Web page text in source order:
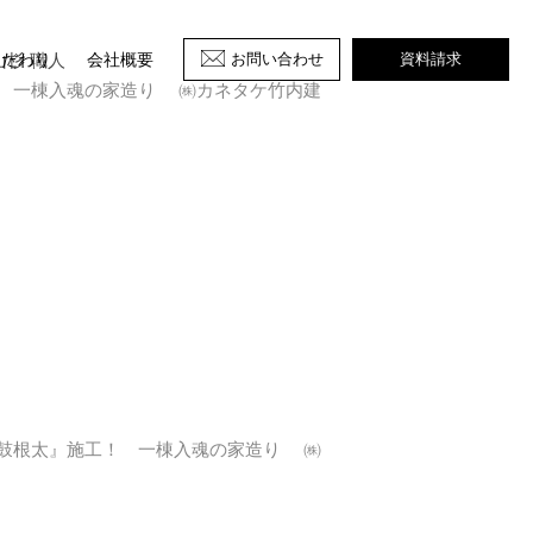
わり 会社概要 お問い合わせ 資料請求
職人
棟入魂の家造り ㈱カネタケ竹内建
根太』施工！ 一棟入魂の家造り ㈱